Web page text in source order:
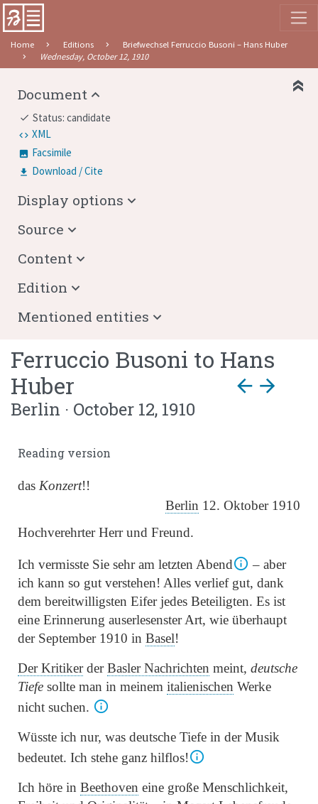
Home Editions
Briefwechsel Ferruccio Busoni – Hans Huber
Wednesday, October 12, 1910
Ferruccio Busoni to Hans
Huber
arrow_back arrow_forward
Berlin · October 12, 1910
Reading version
das Konzert!!
Berlin 12. Oktober 1910
Hochverehrter Herr und Freund.
Ich vermisste Sie sehr am letzten Abend
– aber
ich kann so gut verstehen! Alles verlief gut, dank
dem bereitwilligsten Eifer jedes Beteiligten. Es ist
eine Erinnerung auserlesenster Art, wie überhaupt
der September 1910 in Basel!
Der KritikerderBaslerNachrichten meint, deutsche
Tiefe sollte man in meinem italienischen Werke
nicht suchen.
Wüsste ich nur, was deutsche Tiefe in der Musik
bedeutet. Ich stehe ganz hilflos!
Ich höre in Beethoven eine große Menschlichkeit,
Document
done Status: candidate
XML
Facsimile
Download / Cite
Display options
Source
Content
Edition
Mentioned entities